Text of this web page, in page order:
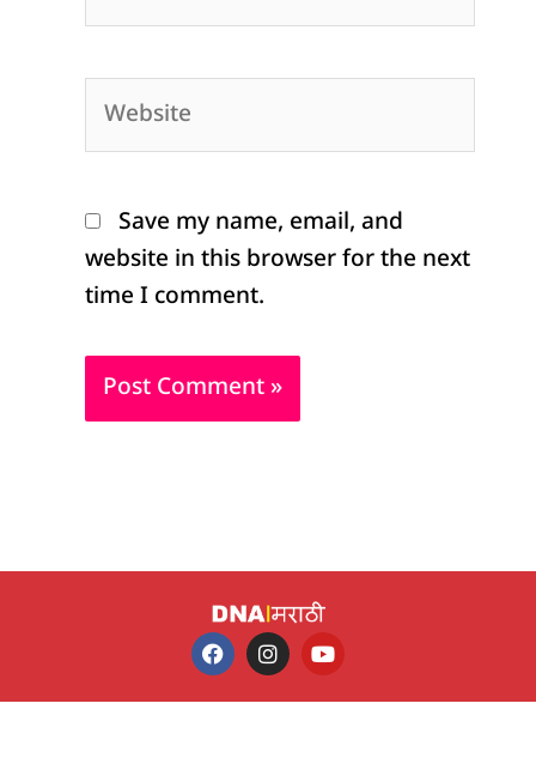
Website
Save my name, email, and
website in this browser for the next
time I comment.
F
a
c
e
I
n
s
t
Y
o
u
t